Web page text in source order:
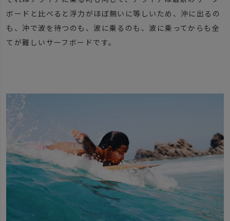
ボードと比べると浮力がほぼ無いに等しいため、沖に出るの
も、沖で波を待つのも、波に乗るのも、波に乗ってからも全
てが難しいサーフボードです。